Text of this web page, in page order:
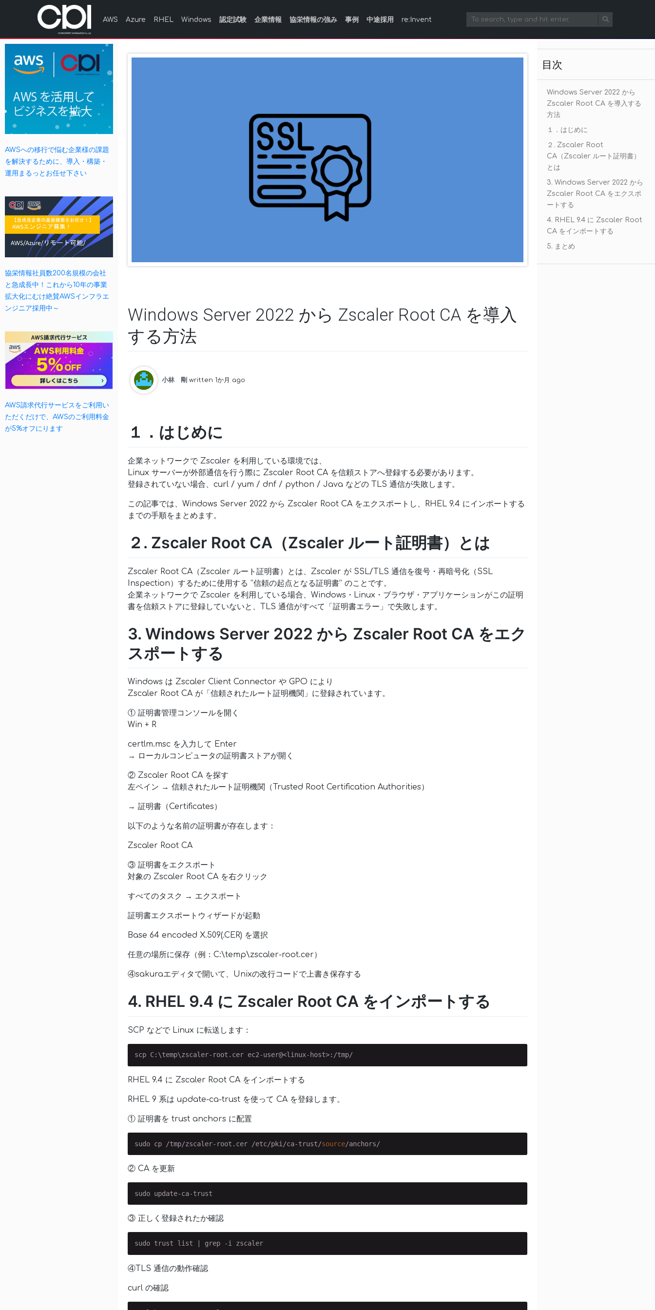
AWS Azure RHEL Windows 認定試験 企業情報 協栄情報の強み 事例 中途採用 re:Invent
AWSへの移行で悩む企業様の課題
を解決するために、導入・構築・
運用まるっとお任せ下さい
協栄情報社員数200名規模の会社
と急成長中！これから10年の事業
拡大化にむけ絶賛AWSインフラエ
ンジニア採用中～
AWS請求代行サービスをご利用い
ただくだけで、AWSのご利用料金
が5%オフにります
Windows Server 2022 から Zscaler Root CA を導入
する方法
小林 剛 written 1か月 ago
１．はじめに
企業ネットワークで Zscaler を利用している環境では、
Linux サーバーが外部通信を行う際に Zscaler Root CA を信頼ストアへ登録する必要があります。
登録されていない場合、curl / yum / dnf / python / Java などの TLS 通信が失敗します。
この記事では、Windows Server 2022 から Zscaler Root CA をエクスポートし、RHEL 9.4 にインポートする
までの手順をまとめます。
２. Zscaler Root CA（Zscaler ルート証明書）とは
Zscaler Root CA（Zscaler ルート証明書）とは、Zscaler が SSL/TLS 通信を復号・再暗号化（SSL
Inspection）するために使用する “信頼の起点となる証明書” のことです。
企業ネットワークで Zscaler を利用している場合、Windows・Linux・ブラウザ・アプリケーションがこの証明
書を信頼ストアに登録していないと、TLS 通信がすべて「証明書エラー」で失敗します。
3. Windows Server 2022 から Zscaler Root CA をエク
スポートする
Windows は Zscaler Client Connector や GPO により
Zscaler Root CA が「信頼されたルート証明機関」に登録されています。
① 証明書管理コンソールを開く
Win + R
certlm.msc を入力して Enter
→ ローカルコンピュータの証明書ストアが開く
② Zscaler Root CA を探す
左ペイン → 信頼されたルート証明機関（Trusted Root Certification Authorities）
→ 証明書（Certificates）
以下のような名前の証明書が存在します：
Zscaler Root CA
③ 証明書をエクスポート
対象の Zscaler Root CA を右クリック
すべてのタスク → エクスポート
証明書エクスポートウィザードが起動
Base 64 encoded X.509(.CER) を選択
任意の場所に保存（例：C:\temp\zscaler-root.cer）
④sakuraエディタで開いて、Unixの改行コードで上書き保存する
4. RHEL 9.4 に Zscaler Root CA をインポートする
SCP などで Linux に転送します：
RHEL 9.4 に Zscaler Root CA をインポートする
RHEL 9 系は update-ca-trust を使って CA を登録します。
① 証明書を trust anchors に配置
sudo cp /tmp/zscaler-root.cer /etc/pki/ca-trust/source
② CA を更新
③ 正しく登録されたか確認
sudo trust list | grep -i zscaler
④TLS 通信の動作確認
curl の確認
目次
Windows Server 2022 から
Zscaler Root CA を導入する
方法
１．はじめに
２. Zscaler Root
CA（Zscaler ルート証明書）
とは
3. Windows Server 2022 から
Zscaler Root CA をエクスポ
ートする
4. RHEL 9.4 に Zscaler Root
CA をインポートする
5. まとめ